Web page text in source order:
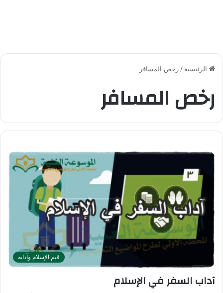
الرئيسية / رخص المسافر
رخص المسافر
قيم الإسلام وآدابه
آداب السفر في الإسلام